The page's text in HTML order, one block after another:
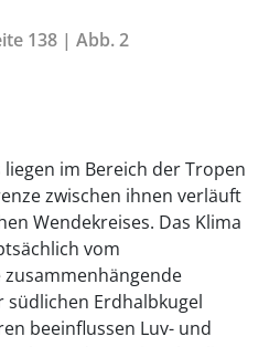
138 | Abb. 2
im Bereich der Tropen
zwischen ihnen verläuft
Wendekreises. Das Klima
vom
Erdhalbkugel
beeinflussen Luv- und